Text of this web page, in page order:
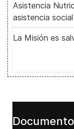
Asistencia
asistencia
La Misión es